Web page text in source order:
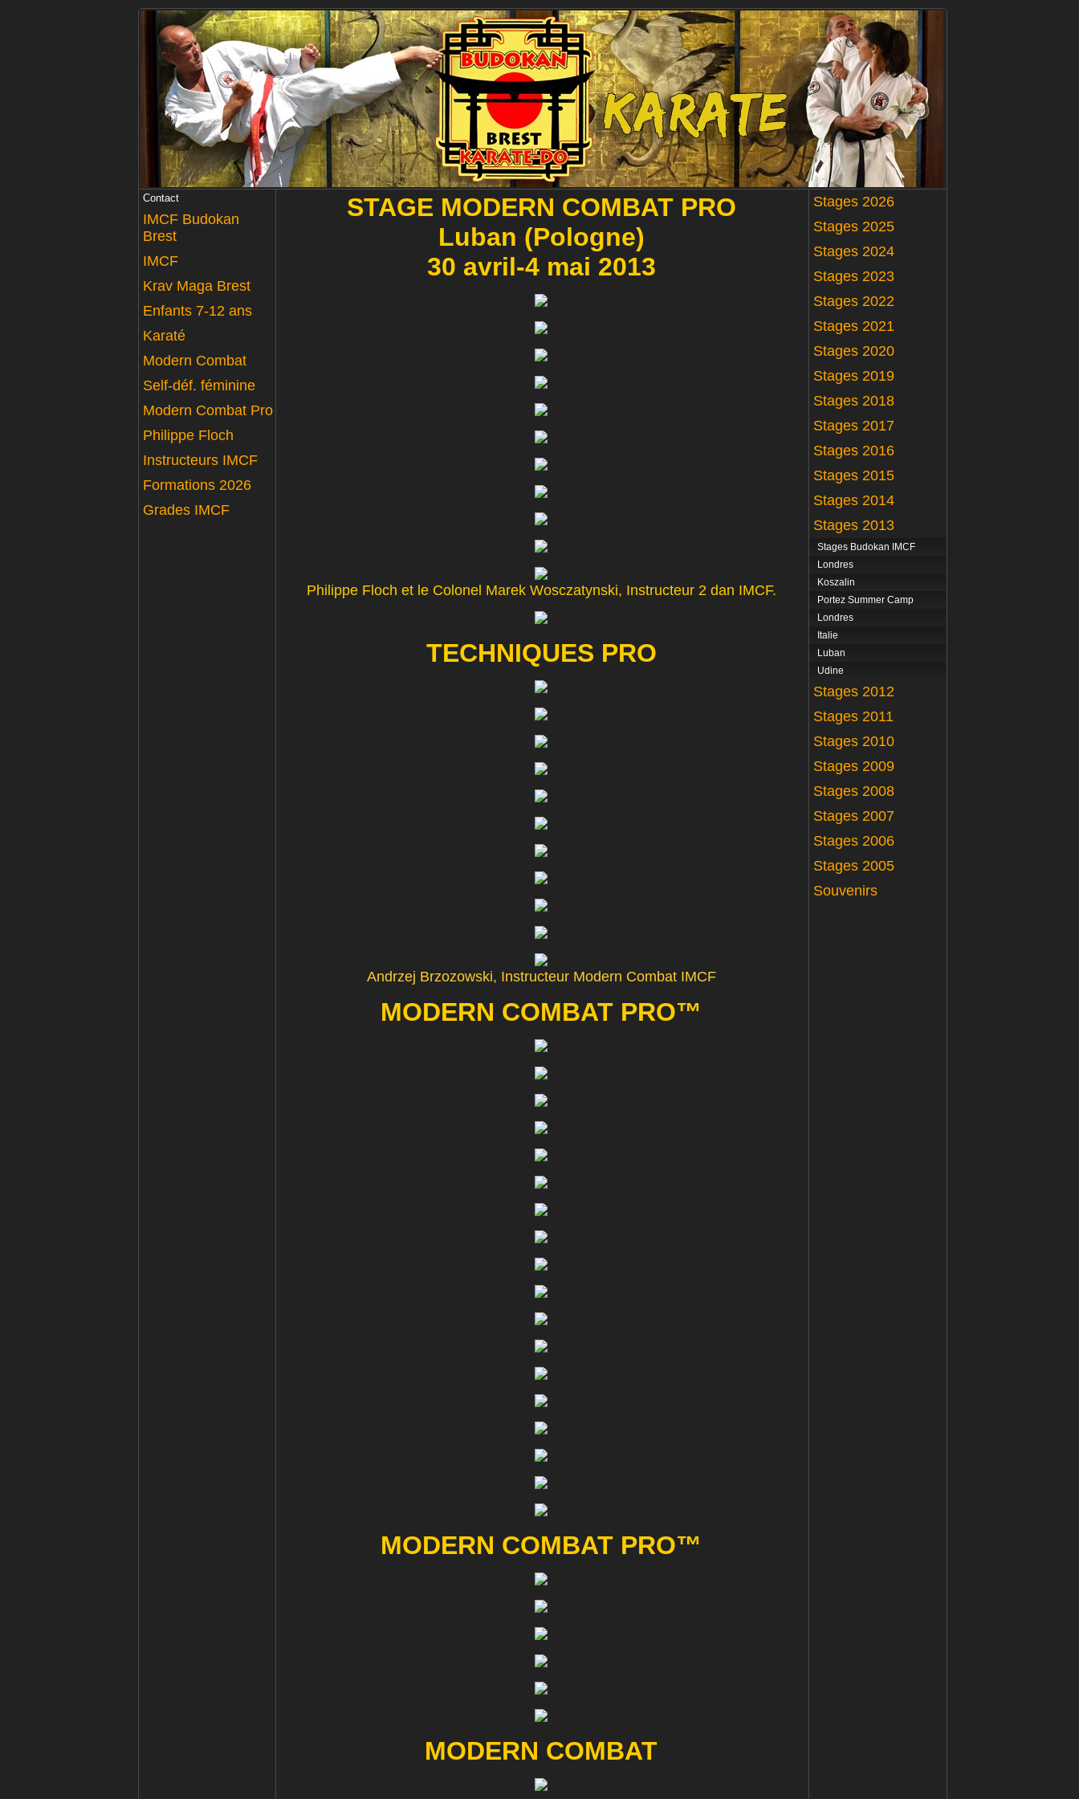
Contact
IMCF Budokan
Brest
IMCF
Krav Maga Brest
Enfants 7-12 ans
Karaté
Modern Combat
Self-déf. féminine
Modern Combat Pro
Philippe Floch
Instructeurs IMCF
Formations 2026
Grades IMCF
STAGE MODERN COMBAT PRO
Luban (Pologne)
30 avril-4 mai 2013
Philippe Floch et le Colonel Marek Wosczatynski, Instructeur 2 dan IMCF.
TECHNIQUES PRO
Andrzej Brzozowski, Instructeur Modern Combat IMCF
MODERN COMBAT PRO™
MODERN COMBAT PRO™
MODERN COMBAT
Stages 2026
Stages 2025
Stages 2024
Stages 2023
Stages 2022
Stages 2021
Stages 2020
Stages 2019
Stages 2018
Stages 2017
Stages 2016
Stages 2015
Stages 2014
Stages 2013
Stages Budokan IMCF
Londres
Koszalin
Portez Summer Camp
Londres
Italie
Luban
Udine
Stages 2012
Stages 2011
Stages 2010
Stages 2009
Stages 2008
Stages 2007
Stages 2006
Stages 2005
Souvenirs